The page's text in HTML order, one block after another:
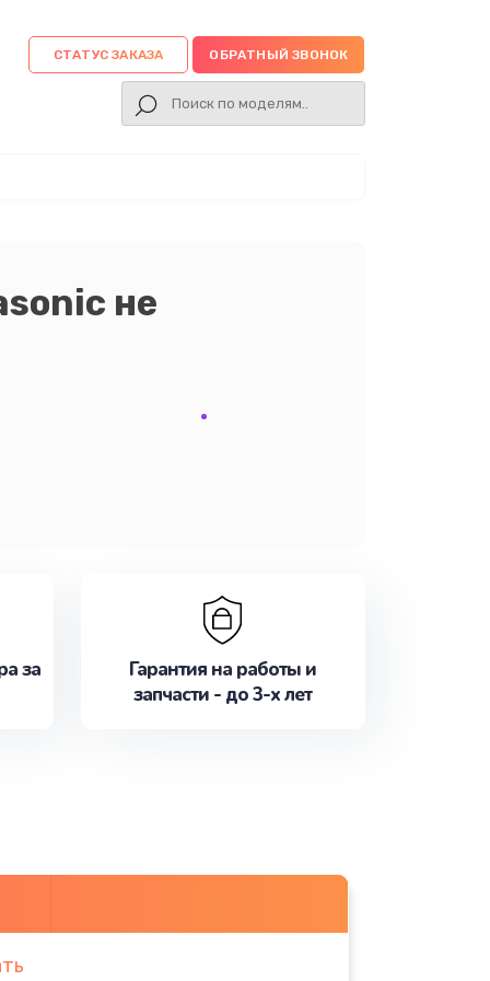
СТАТУС ЗАКАЗА ОБРАТНЫЙ ЗВОНОК
не
за
Гарантия на работы и
запчасти - до 3-х лет